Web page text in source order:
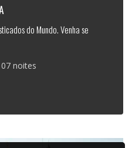
do Mundo. Venha se
noites